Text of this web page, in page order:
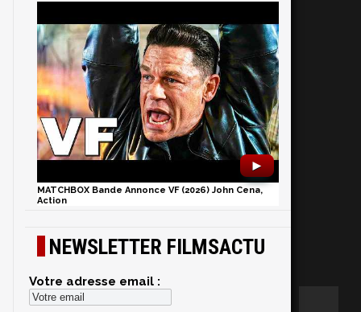
►
MATCHBOX Bande Annonce VF (2026) John Cena,
Action
NEWSLETTER FILMSACTU
Votre adresse email :